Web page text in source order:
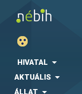
HIVATAL
AKTUÁLIS
ÁLLAT